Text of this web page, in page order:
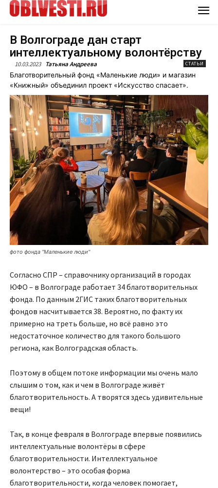
В Волгограде дан старт
интеллектуальному волонтёрству
10.03.2023 Татьяна Андреева СТАТЬИ
Благотворительный фонд «Маленькие люди» и магазин
«Книжный» объединил проект «Искусство спасает».
фото фонда "Маленькие люди"
Согласно СПР – справочнику организаций в городах
ЮФО – в Волгограде работает 34 благотворительных
фонда. По данным 2ГИС таких благотворительных
фондов насчитывается 38. Вероятно, по факту их
примерно на треть больше, но всё равно это
недостаточное количество для такого большого
региона, как Волгоградская область.
Поэтому в общем потоке информации мы очень мало
слышим о том, как и чем в Волгограде живёт
благотворительность. А творятся здесь удивительные
вещи!
Так, в конце февраля в Волгограде впервые появились
интеллектуальные волонтёры в сфере
благотворительности. Интеллектуальное
волонтерство – это особая форма
благотворительности, когда человек помогает,